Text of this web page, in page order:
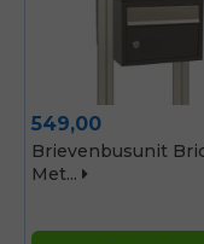
Prijs
549,00
Brievenbusunit
Met...